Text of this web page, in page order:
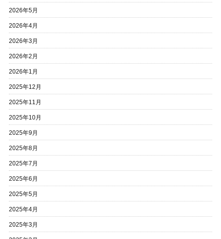
2026年5月
2026年4月
2026年3月
2026年2月
2026年1月
2025年12月
2025年11月
2025年10月
2025年9月
2025年8月
2025年7月
2025年6月
2025年5月
2025年4月
2025年3月